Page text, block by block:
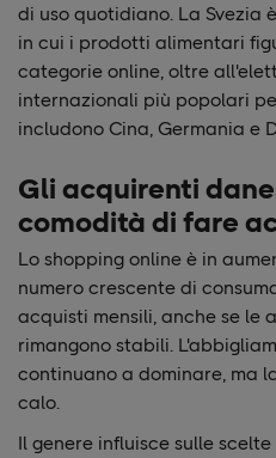
di uso quotidiano. La Svezia
in cui i prodotti alimentari
categorie online, oltre
internazionali più popolari
includono Cina, Germania e
Gli acquirenti
comodità di fare
Lo shopping online è in
numero crescente di
acquisti mensili, anche se le
rimangono stabili.
continuano a dominare, ma
calo.
Il genere influisce sulle